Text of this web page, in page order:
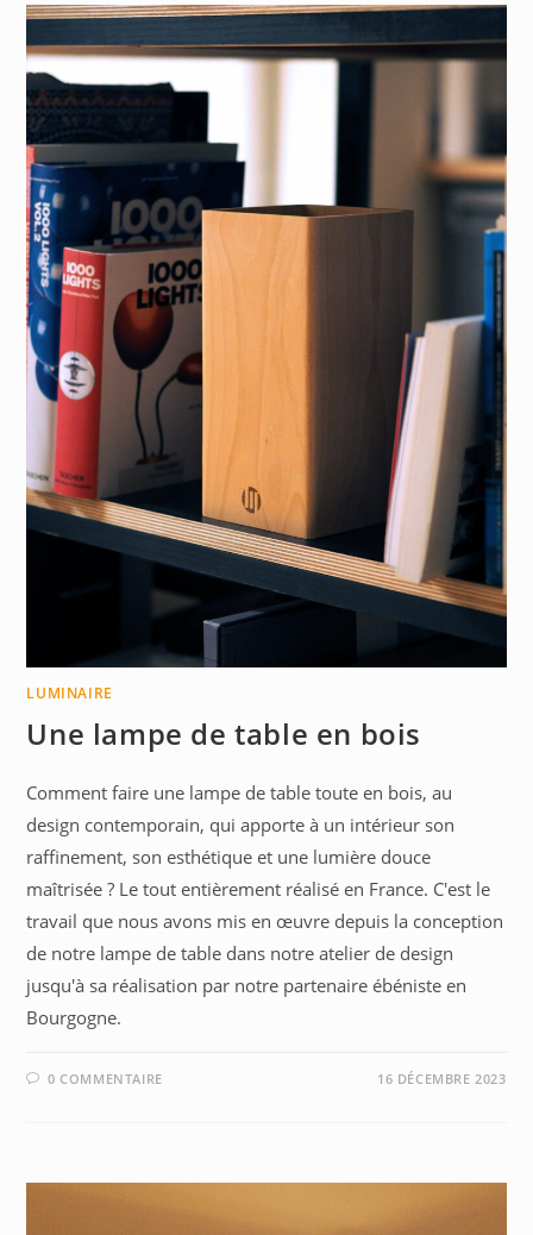
LUMINAIRE
Une lampe de table en bois
Comment faire une lampe de table toute en bois, au
design contemporain, qui apporte à un intérieur son
raffinement, son esthétique et une lumière douce
maîtrisée ? Le tout entièrement réalisé en France. C'est le
travail que nous avons mis en œuvre depuis la conception
de notre lampe de table dans notre atelier de design
jusqu'à sa réalisation par notre partenaire ébéniste en
Bourgogne.
0 COMMENTAIRE 16 DÉCEMBRE 2023